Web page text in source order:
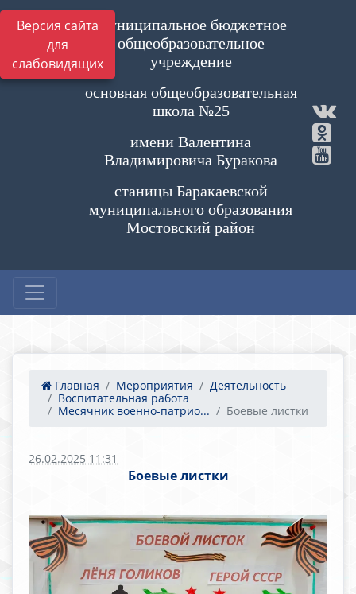
Версия сайта
для
слабовидящих
Муниципальное бюджетное
общеобразовательное
учреждение
основная общеобразовательная
школа №25
имени Валентина
Владимировича Буракова
станицы Баракаевской
муниципального образования
Мостовский район
Главная Мероприятия
Деятельность
Воспитательная работа
Месячник военно-патрио...
Боевые листки
26.02.2025 11:31
Боевые листки